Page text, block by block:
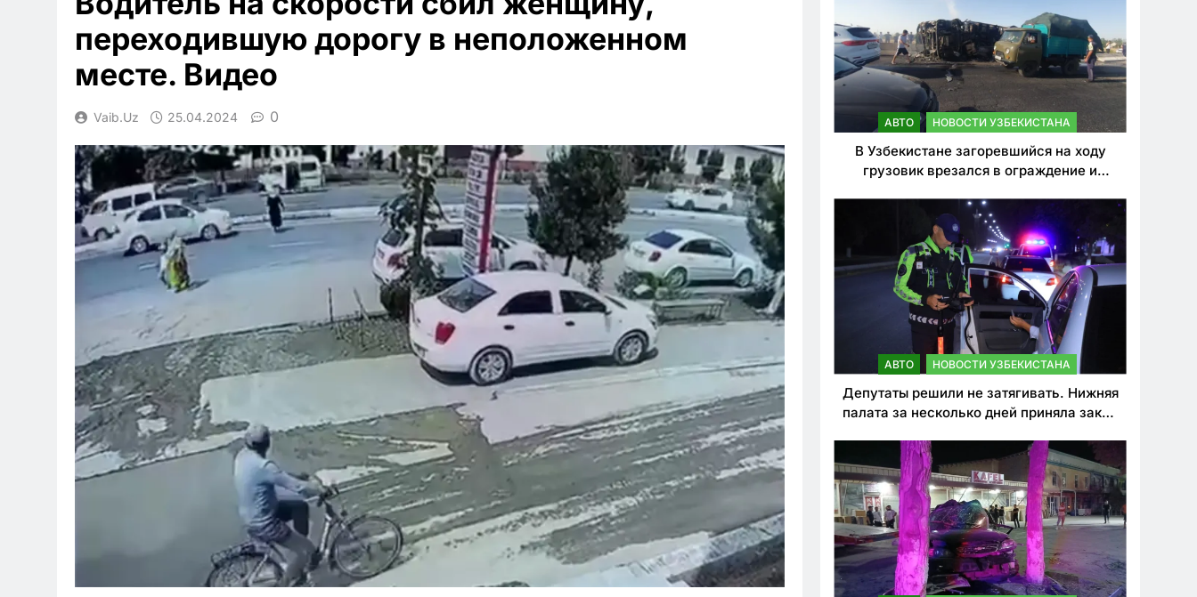
переходившую дорогу в неположенном
месте. Видео
Vaib.uz 25.04.2024 0 АВТО НОВОСТИ УЗБЕКИСТАНА
В Узбекистане загоревшийся на ходу
грузовик врезался в ограждение и
АВТО НОВОСТИ УЗБЕКИСТАНА
Депутаты решили не затягивать. Нижняя
палата за несколько дней приняла закон
нарушителей ПДД